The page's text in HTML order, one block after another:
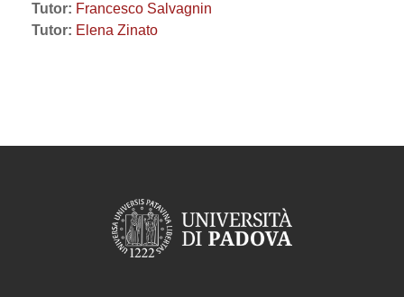
Tutor: Francesco Salvagnin
Tutor: Elena Zinato